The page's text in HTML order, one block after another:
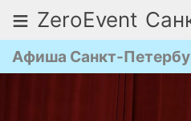
≡ ZeroEvent
Афиша Санкт-